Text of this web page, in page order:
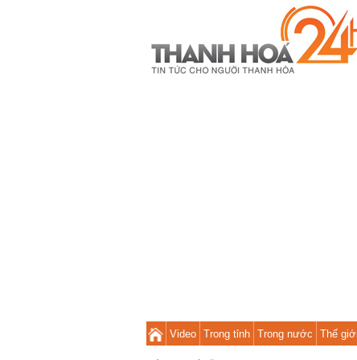
Video Trong tỉnh Trong nước Thế giới